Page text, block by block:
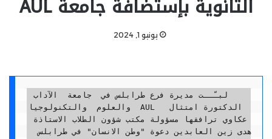
الثانوية بإستضافة جامعة AUL
يونيو 1, 2024
والعلوم  والتكنولوجيا  AUL  الدكتورة امتثال
هدى زين العابدين دعوة "وطن الانسان" في طرابلس